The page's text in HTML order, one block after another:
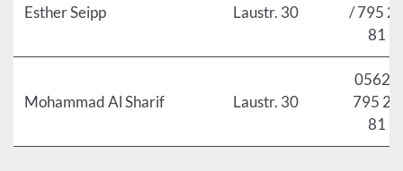
Esther Seipp Laustr. 30
/ 795
81
Mohammad Al Sharif Laustr. 30
05621
795 22
81